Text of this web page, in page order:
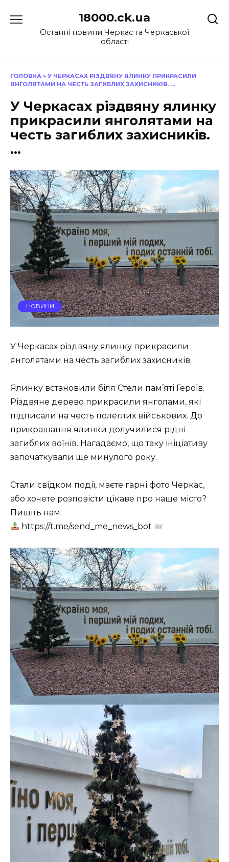
до
18000.ck.ua
Останні новини Черкас та Черкаської
області
ГОЛОВНА » У ЧЕРКАСАХ РІЗДВЯНУ ЯЛИНКУ ПРИКРАСИЛИ
ЯНГОЛЯТАМИ НА ЧЕСТЬ ЗАГИБЛИХ ЗАХИСНИКІВ. …
У Черкасах різдвяну ялинку
прикрасили янголятами на
честь загиблих захисників.
…
НОВИНИ
У Черкасах різдвяну ялинку прикрасили
янголятами на честь загиблих захисників.
Ялинку встановили біля Стели пам’яті Героїв.
Різдвяне дерево прикрасили янголами, які
підписали на честь полеглих військових. До
прикрашання ялинки долучилися рідні
загиблих воїнів. Нагадаємо, що таку ініціативу
започаткували ще минулого року.
Стали свідком події, маєте гарні фото Черкас,
або хочете розповісти цікаве про наше місто?
Пишіть нам:
https://t.me/send_me_news_bot